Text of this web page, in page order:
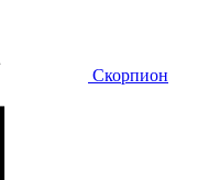
Скорпион